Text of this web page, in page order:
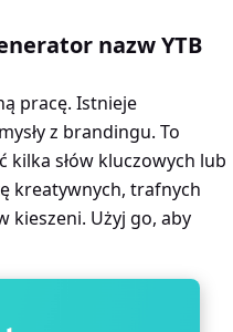
nazw YTB
pracę. Istnieje
z brandingu. To
słów kluczowych lub
kreatywnych, trafnych
kieszeni. Użyj go, aby